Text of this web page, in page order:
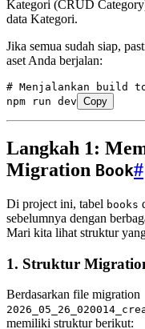
Kategori (CRUD
data Kategori.
Jika semua sudah siap,
aset Anda berjalan:
# Menjalankan build
npm run dev Copy
Langkah 1:
Migration Book#
Di project ini, tabel books
sebelumnya dengan
Mari kita lihat struktur
1. Struktur
Berdasarkan file migration
memiliki struktur berikut: